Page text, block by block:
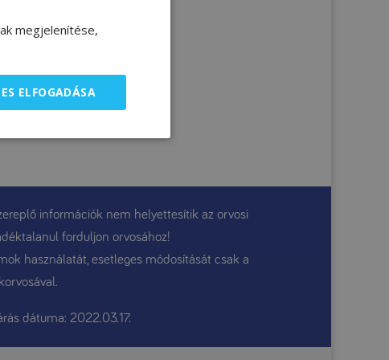
információk nem helyettesítik az orvosi
forduljon orvosához!
használatát, esetleges módosítását csak a
dátuma: 2022.03.17.
megjelenítése,
ELFOGADÁSA